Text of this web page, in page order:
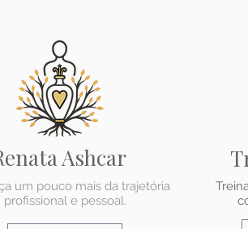
Ashcar
um pouco mais da trajetória
profissional e pessoal.